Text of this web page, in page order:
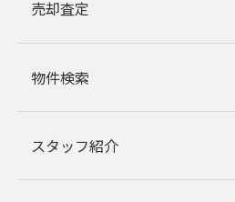
売却査定
物件検索
スタッフ紹介